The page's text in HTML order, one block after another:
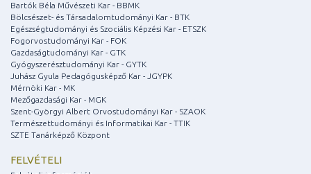
Bartók Béla Művészeti Kar - BBMK
Bölcsészet- és Társadalomtudományi Kar - BTK
Egészségtudományi és Szociális Képzési Kar - ETSZK
Fogorvostudományi Kar - FOK
Gazdaságtudományi Kar - GTK
Gyógyszerésztudományi Kar - GYTK
Juhász Gyula Pedagógusképző Kar - JGYPK
Mérnöki Kar - MK
Mezőgazdasági Kar - MGK
Szent-Györgyi Albert Orvostudományi Kar - SZAOK
Természettudományi és Informatikai Kar - TTIK
SZTE Tanárképző Központ
FELVÉTELI